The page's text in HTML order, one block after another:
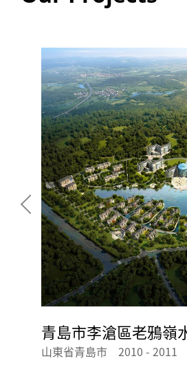
青島市李滄區老鴉嶺
山東省青島市 2010 - 2011